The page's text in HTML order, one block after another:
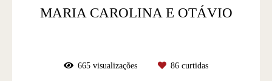
MARIA CAROLINA E OTÁVIO
665 visualizações 86 curtidas